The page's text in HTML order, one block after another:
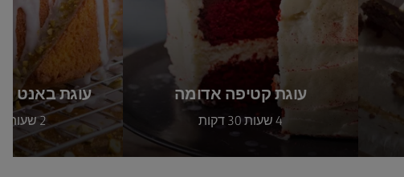
עוגת קטיפה אדומה
4 שעות 30 דקות
עוגת באנט
2 שעות 30 דקות